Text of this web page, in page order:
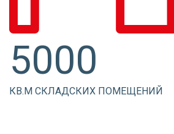
5000
КВ.М СКЛАДСКИХ ПОМЕЩЕНИЙ